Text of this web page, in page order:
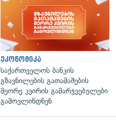
ეკონომიკა
საქართველოს ბანკის
გზავნილების გათამაშების
მეორე კვირის გამარჯვებულები
გამოვლინდნენ